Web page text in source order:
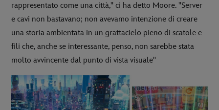
rappresentato come una città," ci ha detto Moore. "Server
e cavi non bastavano; non avevamo intenzione di creare
una storia ambientata in un grattacielo pieno di scatole e
fili che, anche se interessante, penso, non sarebbe stata
molto avvincente dal punto di vista visuale"